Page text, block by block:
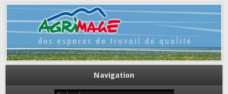
Agrimage
Des espaces de travail de qualité
Navigation